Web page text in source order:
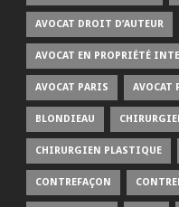
AVOCAT DROIT D’AUTEUR
AVOCAT EN PROPRIÉTÉ
AVOCAT PARIS AVOCAT
BLONDIEAU
CHIRURGIEN PLASTIQUE
CONTREFAÇON